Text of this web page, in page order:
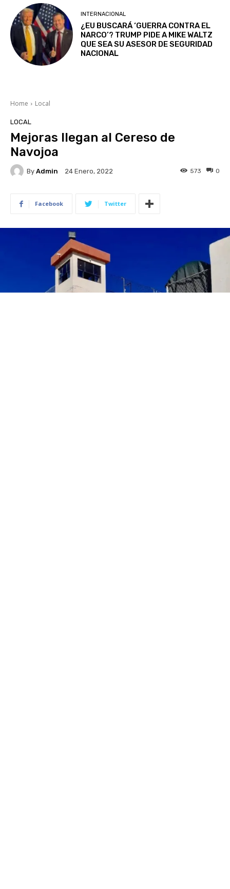
INTERNACIONAL
¿EU BUSCARÁ ‘GUERRA CONTRA EL
NARCO’? TRUMP PIDE A MIKE WALTZ
QUE SEA SU ASESOR DE SEGURIDAD
NACIONAL